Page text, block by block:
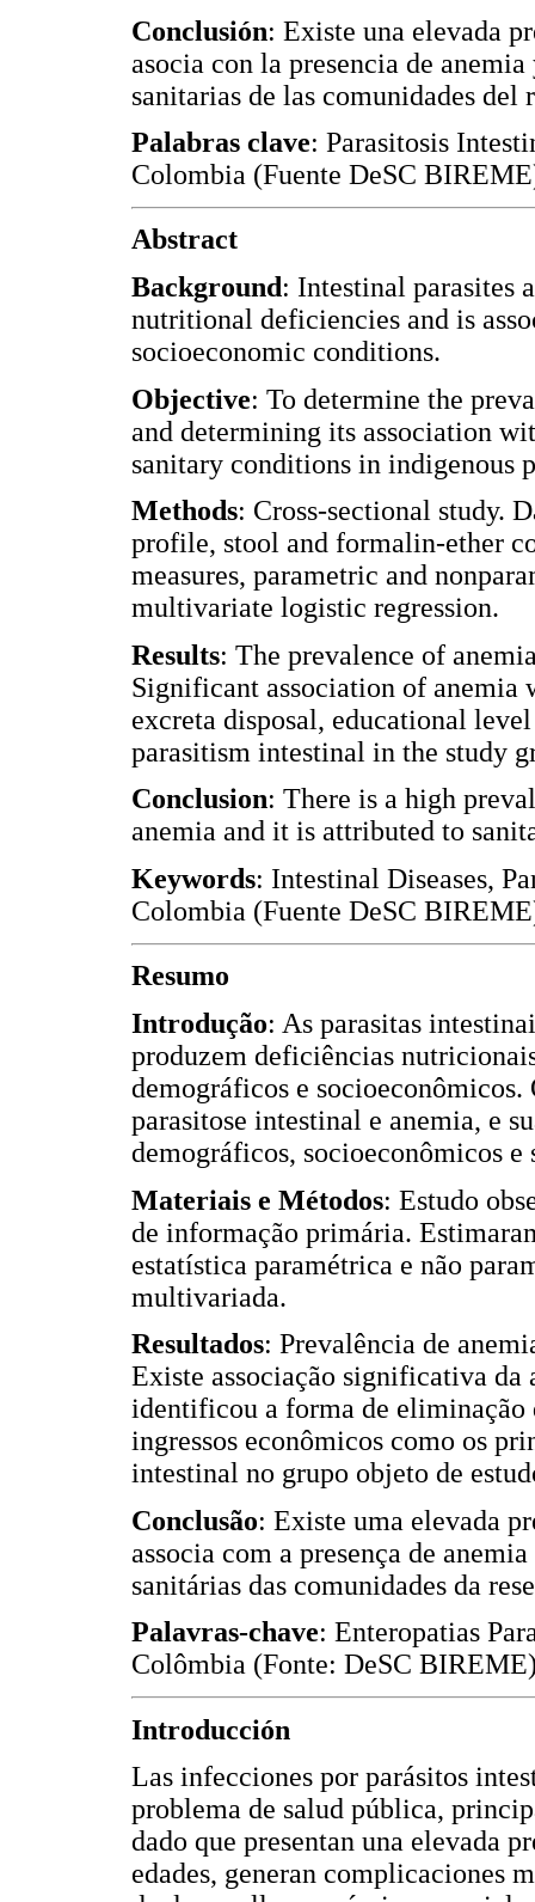
Conclusión: Existe una elevada
asocia con la presencia de
sanitarias de las comunidades del
Palabras clave: Parasitosis
Colombia (Fuente DeSC
Abstract
Background: Intestinal parasites
nutritional deficiencies and is
socioeconomic conditions.
Objective: To determine the
and determining its association
sanitary conditions in indigenous
Methods: Cross-sectional study.
profile, stool and formalin-ether
measures, parametric and
multivariate logistic regression.
Results: The prevalence of
Significant association of
excreta disposal, educational
parasitism intestinal in the study
Conclusion: There is a high
anemia and it is attributed to
Keywords: Intestinal Diseases,
Colombia (Fuente DeSC
Resumo
Introdução: As parasitas
produzem deficiências
demográficos e
parasitose intestinal e anemia, e
demográficos, socioeconômicos e
Materiais e Métodos: Estudo
de informação primária.
estatística paramétrica e não
multivariada.
Resultados: Prevalência de
Existe associação significativa da
identificou a forma de eliminação
ingressos econômicos como os
intestinal no grupo objeto de
Conclusão: Existe uma elevada
associa com a presença de
sanitárias das comunidades da
Palavras-chave: Enteropatias
Colômbia (Fonte: DeSC
Introducción
Las infecciones por parásitos
problema de salud pública,
dado que presentan una elevada
edades, generan complicaciones